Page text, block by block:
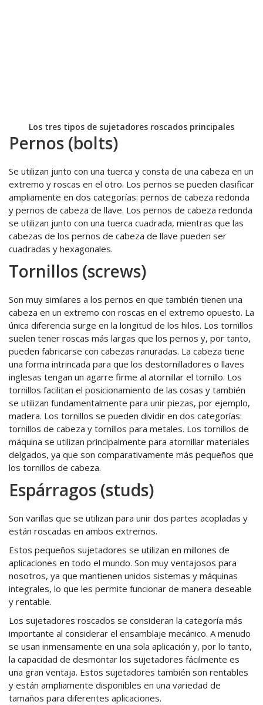
Los tres tipos de sujetadores roscados principales
Pernos (bolts)
Se utilizan junto con una tuerca y consta de una cabeza en un
extremo y roscas en el otro. Los pernos se pueden clasificar
ampliamente en dos categorías: pernos de cabeza redonda
y pernos de cabeza de llave. Los pernos de cabeza redonda
se utilizan junto con una tuerca cuadrada, mientras que las
cabezas de los pernos de cabeza de llave pueden ser
cuadradas y hexagonales.
Tornillos (screws)
Son muy similares a los pernos en que también tienen una
cabeza en un extremo con roscas en el extremo opuesto. La
única diferencia surge en la longitud de los hilos. Los tornillos
suelen tener roscas más largas que los pernos y, por tanto,
pueden fabricarse con cabezas ranuradas. La cabeza tiene
una forma intrincada para que los destornilladores o llaves
inglesas tengan un agarre firme al atornillar el tornillo. Los
tornillos facilitan el posicionamiento de las cosas y también
se utilizan fundamentalmente para unir piezas, por ejemplo,
madera. Los tornillos se pueden dividir en dos categorías:
tornillos de cabeza y tornillos para metales. Los tornillos de
máquina se utilizan principalmente para atornillar materiales
delgados, ya que son comparativamente más pequeños que
los tornillos de cabeza.
Espárragos (studs)
Son varillas que se utilizan para unir dos partes acopladas y
están roscadas en ambos extremos.
Estos pequeños sujetadores se utilizan en millones de
aplicaciones en todo el mundo. Son muy ventajosos para
nosotros, ya que mantienen unidos sistemas y máquinas
integrales, lo que les permite funcionar de manera deseable
y rentable.
Los sujetadores roscados se consideran la categoría más
importante al considerar el ensamblaje mecánico. A menudo
se usan inmensamente en una sola aplicación y, por lo tanto,
la capacidad de desmontar los sujetadores fácilmente es
una gran ventaja. Estos sujetadores también son rentables
y están ampliamente disponibles en una variedad de
tamaños para diferentes aplicaciones.